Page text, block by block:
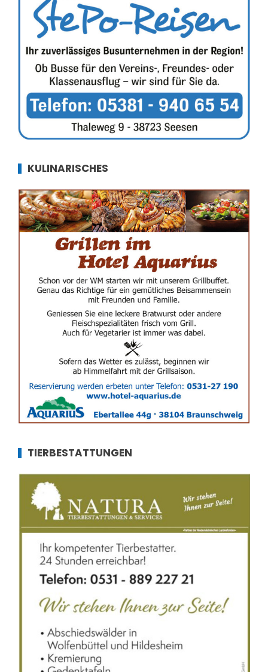
KULINARISCHES
TIERBESTATTUNGEN